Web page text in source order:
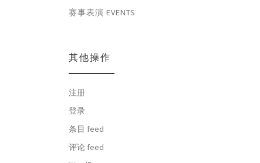
赛事表演 EVENTS
其他操作
注册
登录
条目 feed
评论 feed